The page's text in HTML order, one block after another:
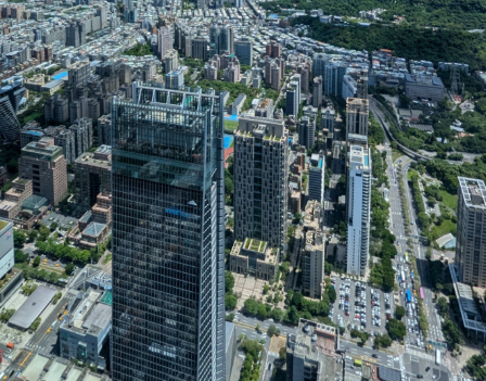
PIN SUBMIT
SHARE SHARE
六都Q1成屋均價 台